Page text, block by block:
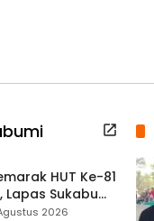
HUT Ke-81
Lapas Sukabumi
Gelar Pekan
2026